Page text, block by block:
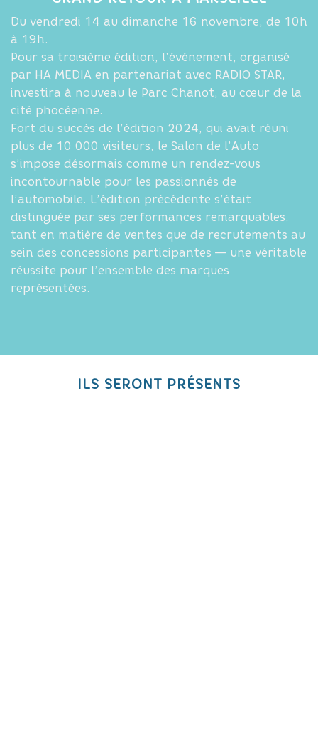
Du vendredi 14 au dimanche 16 novembre, de 10h
à 19h.
Pour sa troisième édition, l’événement, organisé
par HA MEDIA en partenariat avec RADIO STAR,
investira à nouveau le Parc Chanot, au cœur de la
cité phocéenne.
Fort du succès de l’édition 2024, qui avait réuni
plus de 10 000 visiteurs, le Salon de l’Auto
s’impose désormais comme un rendez-vous
incontournable pour les passionnés de
l’automobile. L’édition précédente s’était
distinguée par ses performances remarquables,
tant en matière de ventes que de recrutements au
sein des concessions participantes — une véritable
réussite pour l’ensemble des marques
représentées.
ILS SERONT PRÉSENTS